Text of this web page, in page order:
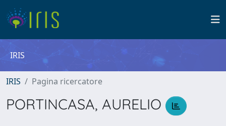
IRIS
IRIS Pagina ricercatore
PORTINCASA, AURELIO